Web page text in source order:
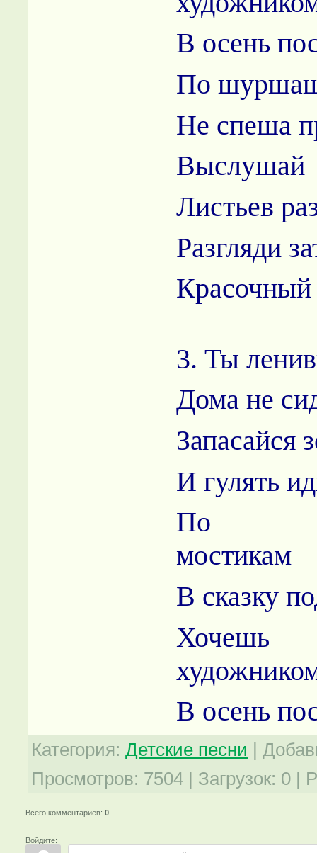
В осень
По
Не спеша
Выслушай
Листьев
Разгляди
Красочный
3. Ты
Дома не
Запасайся
И гулять
По
мостикам
В сказку
В осень
Категория: Детские песни |
Просмотров: 7504 | Загрузок: 0 |
Всего комментариев:0
Войдите: